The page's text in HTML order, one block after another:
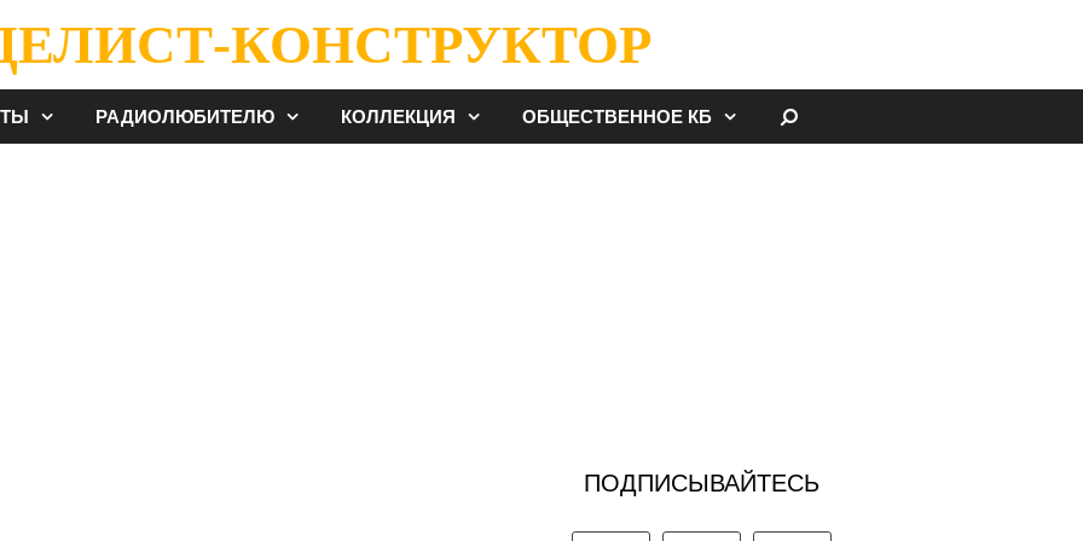
КОНСТРУКТОР
РАДИОЛЮБИТЕЛЮ КОЛЛЕКЦИЯ ОБЩЕСТВЕННОЕ КБ
ПОДПИСЫВАЙТЕСЬ